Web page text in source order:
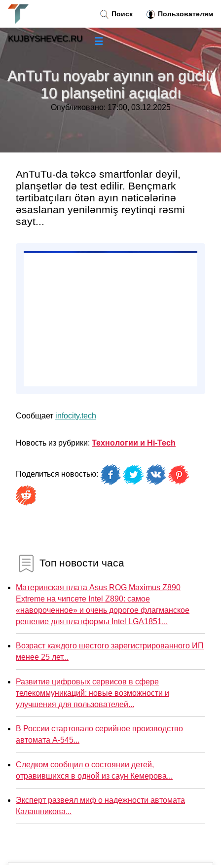
AnTuTu noyabr ayının ən güclü
10 planşetini açıqladı
Опубликовано: 17:00, 03.12.2025
AnTuTu-da təkcə smartfonlar deyil,
planşetlər də test edilir. Bençmark
tərtibatçıları ötən ayın nəticələrinə
əsaslanan yenilənmiş reytinqi rəsmi
sayt...
Сообщает infocity.tech
Новость из рубрики: Технологии и Hi-Tech
Поделиться новостью:
Топ новости часа
Материнская плата Asus ROG Maximus Z890
Extreme на чипсете Intel Z890: самое
«навороченное» и очень дорогое флагманское
решение для платформы Intel LGA1851...
Возраст каждого шестого зарегистрированного ИП
менее 25 лет...
Развитие цифровых сервисов в сфере
телекоммуникаций: новые возможности и
улучшения для пользователей...
В России стартовало серийное производство
автомата А-545...
Следком сообщил о состоянии детей,
отравившихся в одной из саун Кемерова...
Эксперт развеял миф о надежности автомата
Калашникова...
Поиск Пользователям
KUJBYSHEVEC.RU ☰
»
Тренды новостей»
»
Контакт»